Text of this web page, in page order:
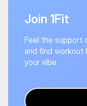
Join 1Fit
Feel the support
and find workout
your vibe